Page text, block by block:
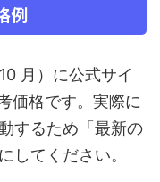
例
月）に公式サイ
価格です。実際に
するため「最新の
してください。